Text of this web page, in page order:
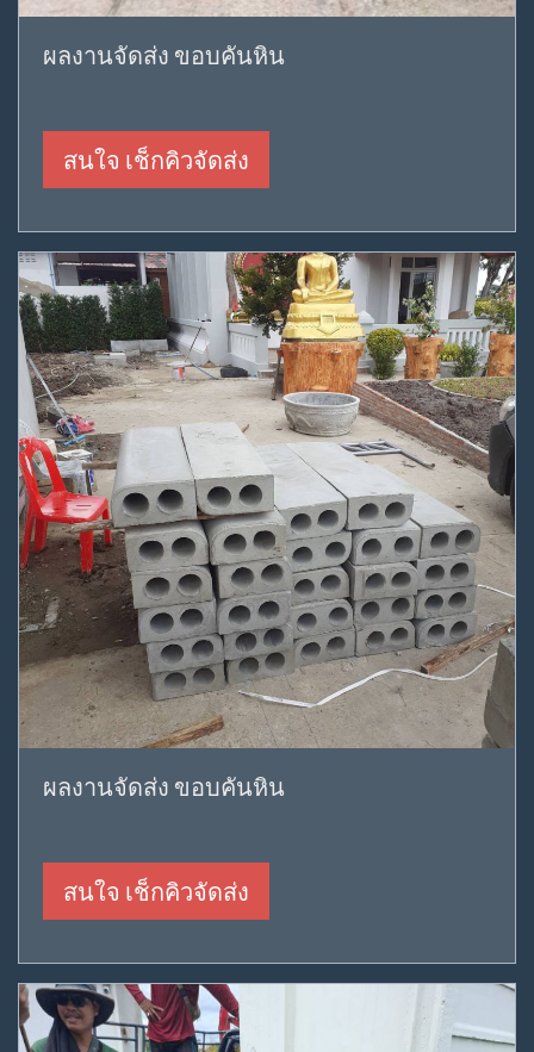
ผลงานจัดส่ง ขอบคันหิน
สนใจ เช็กคิวจัดส่ง
ผลงานจัดส่ง ขอบคันหิน
สนใจ เช็กคิวจัดส่ง